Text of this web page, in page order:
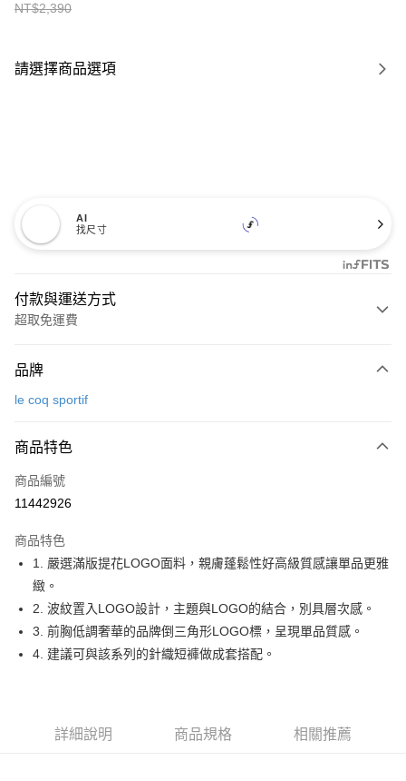
NT$2,390
請選擇商品選項
AI
找尺寸
付款與運送方式
超取免運費
信用卡一次付款
LINE Pay
Apple Pay
悠遊付
大哥付你分期
相關說明
【大哥付你分期使用說明】
1.本服務由台灣大哥大提供，台灣大哥大用戶可立即使用無須另外申請。
2.付款方式選擇「大哥付你分期」，訂單成立後會自動跳轉到大哥付的交易
消。如遇「轉專審核」未通過狀況，表示未達大哥付你分期系統評分，恕無
AFTEE先享後付
相關說明
１．簡單：不需註冊會員、不需綁卡、不需儲值。
運送方式
品牌
le coq sportif
商品特色
商品編號
11442926
商品特色
1. 嚴選滿版提花LOGO面料，親膚蓬鬆性好高級質感讓單品更雅
緻。
2. 波紋置入LOGO設計，主題與LOGO的結合，別具層次感。
3. 前胸低調奢華的品牌倒三角形LOGO標，呈現單品質感。
4. 建議可與該系列的針織短褲做成套搭配。
詳細說明 商品規格 相關推薦